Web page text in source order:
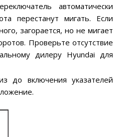
автоматически
перестанут мигать. Если
загорается, но не мигает
Проверьте отсутствие
дилеру Hyundai для
до включения указателей